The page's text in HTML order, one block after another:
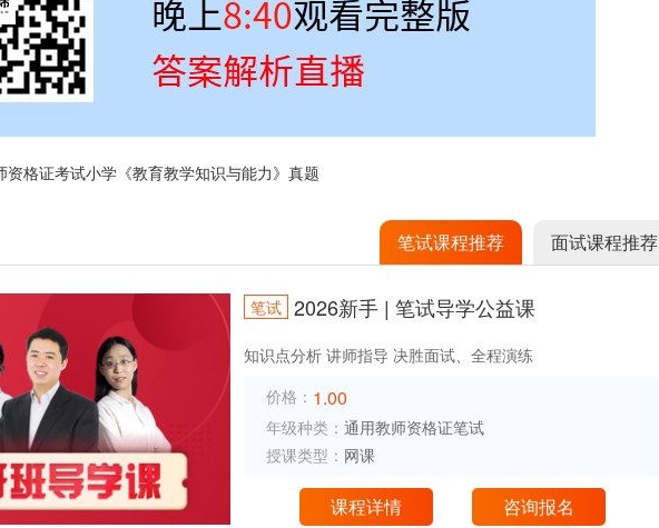
资格证考试小学《教育教学知识与能力》真题
笔试课程推荐 面试课程推荐
笔试 2026新手 | 笔试导学公益课
知识点分析 讲师指导 决胜面试、全程演练
价格： 1.00
年级种类： 通用教师资格证笔试
授课类型： 网课
课程详情 咨询报名